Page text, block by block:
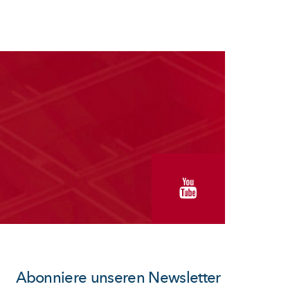
Abonniere unseren Newsletter